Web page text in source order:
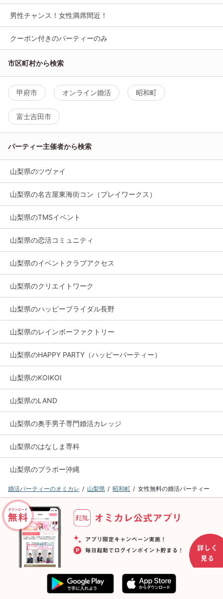
男性チャンス！女性満席間近！
クーポン付きのパーティーのみ
市区町村から検索
甲府市 オンライン婚活 昭和町
富士吉田市
パーティー主催者から検索
山梨県のツヴァイ
山梨県の名古屋東海街コン（プレイワークス）
山梨県のTMSイベント
山梨県の恋活コミュニティ
山梨県のイベントクラブアクセス
山梨県のクリエイトワーク
山梨県のハッピーブライダル長野
山梨県のレインボーファクトリー
山梨県のHAPPY PARTY（ハッピーパーティー）
山梨県のKOIKOI
山梨県のLAND
山梨県の奥手男子専門婚活カレッジ
山梨県のはなしま専科
山梨県のブラボー沖縄
婚活パーティーのオミカレ 山梨県 昭和町 女性無料の婚活パーティー